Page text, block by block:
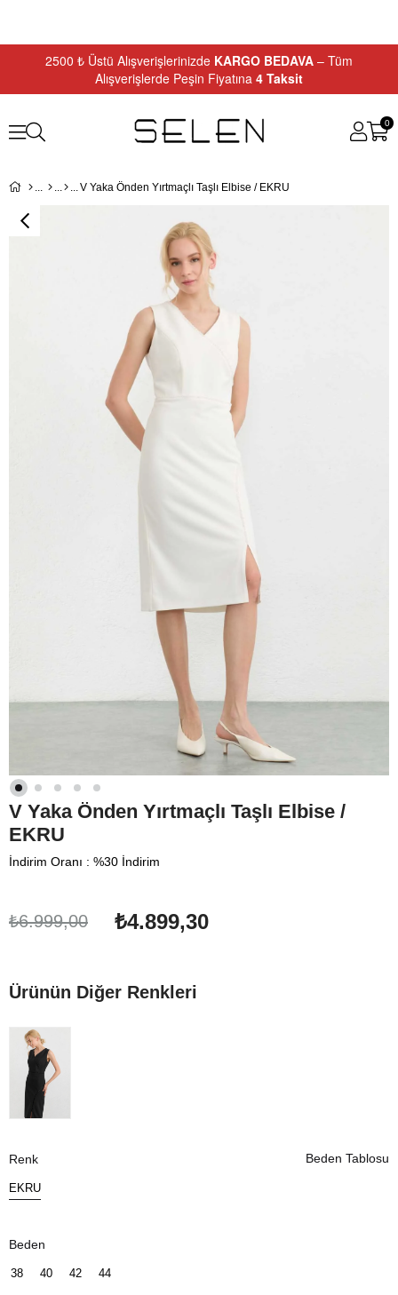
2500 ₺ Üstü Alışverişlerinizde KARGO BEDAVA – Tüm
Alışverişlerde Peşin Fiyatına 4 Taksit
0
V Yaka Önden Yırtmaçlı Taşlı Elbise / EKRU
V Yaka Önden Yırtmaçlı Taşlı Elbise /
EKRU
İndirim Oranı : %30 İndirim
₺6.999,00 ₺4.899,30
Ürünün Diğer Renkleri
Beden Tablosu
Renk
EKRU
Beden
38 40 42 44